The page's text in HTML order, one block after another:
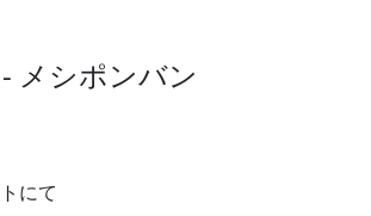
メシポンバン
にて